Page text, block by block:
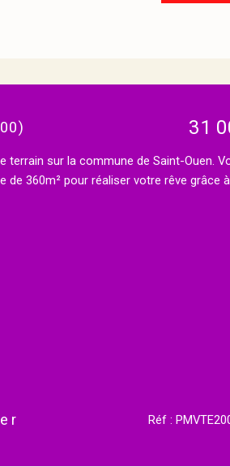
31
terrain sur la commune de Saint-Ouen.
de 360m² pour réaliser votre rêve grâce à
Réf :